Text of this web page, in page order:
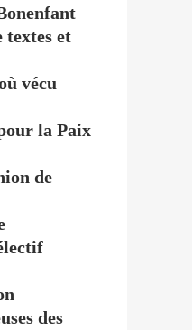
et
vécu
la Paix
de
des